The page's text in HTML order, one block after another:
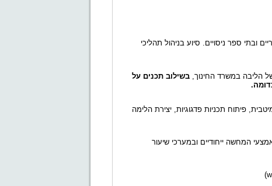
ובתי ספר ניסויים. סיוע בניהול תהליכי
של הליבה במשרד החינוך,בשילוב תכנים על
פיתוח תכניות פדגוגיות, יצירת הלימה
המחשה ייחודיים ובמערכי שיעור
)